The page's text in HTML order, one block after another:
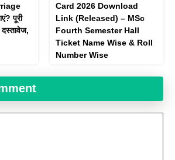
पूरी
Card 2026 Download
Link (Released) – MSc
Fourth Semester Hall
Ticket Name Wise & Roll
Number Wise